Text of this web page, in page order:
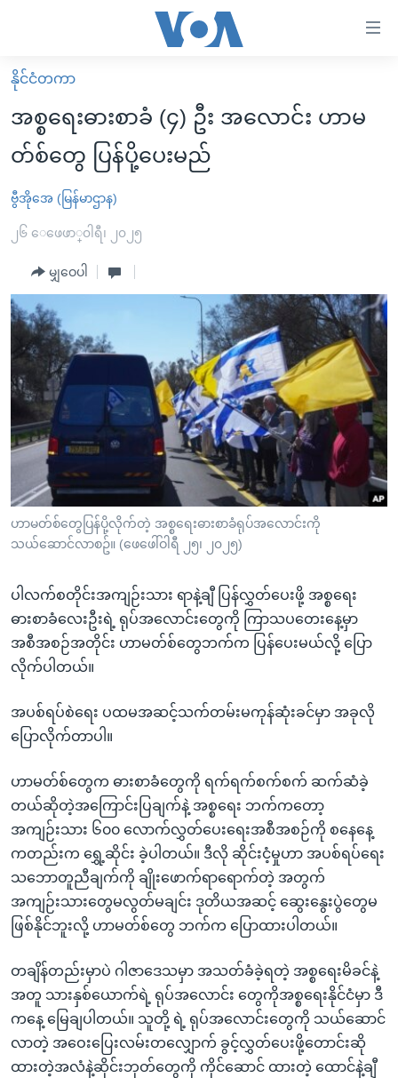
လွယ်ကူ
စေ
သည့်
များ
ပင်မ
ကျော်
ကြည့်
ရန်
ပင်မ
အ
ညွန်း
စာမျက်နှာ
ကျော်
ကြည့်
ရန်
ရန်
နေရာ
သို့
ကျော်
မူလစာမျက်နှာ
မြန်မာ
ကမ္ဘာ့သတင်းများ
နိုင်ငံတကာ
အစ္စရေး-ပါလက်စတိုင်း
ဗွီဒီယို
သတင်းလွတ်လပ်ခွင့်
အင်္ဂလိပ်စာလေ့လာမယ်
အမေရိကန်သုံးအီဒီယံ
မကြေးမုံရဲ့ အင်္ဂလိပ်စာ
ရုပ်ရှင်ထဲက အင်္ဂလိပ်စာ
သုတပဒေသာ အင်္ဂလိပ်စာ
အပတ်စဉ်ကဏ္ဍများ
ရေဒီယို
တီဗွီ
ရေဒီယိုနှင့်ရုပ်သံ အချက်အလက်များ
ရေဒီယို/တီဗွီအစီအစဉ်
Learning English
ဗွီအိုအေ လူမှုကွန်ယက်များ
နိုင်ငံတကာ
အစ္စရေးဓားစာခံ (၄) ဦး အလောင်း ဟာမ
တ်စ်တွေ ပြန်ပို့ပေးမည်
ဗွီအိုအေ (မြန်မာဌာန)
၂၆ ေဖေဖာ္၀ါရီ၊ ၂၀၂၅
မျှဝေပါ
ဟာမတ်စ်တွေပြန်ပို့လိုက်တဲ့ အစ္စရေးဓားစာခံရုပ်အလောင်းကို
သယ်ဆောင်လာစဥ်။ (ဖေဖေါ်ဝါရီ ၂၅၊ ၂၀၂၅)
ပါလက်စတိုင်းအကျဉ်းသား ရာနဲ့ချီ ပြန်လွှတ်ပေးဖို့ အစ္စရေး
ဓားစာခံလေးဦးရဲ့ ရုပ်အလောင်းတွေကို ကြာသပတေးနေ့မှာ
အစီအစဉ်အတိုင်း ဟာမတ်စ်တွေဘက်က ပြန်ပေးမယ်လို့ ပြော
လိုက်ပါတယ်။
အပစ်ရပ်စဲရေး ပထမအဆင့်သက်တမ်းမကုန်ဆုံးခင်မှာ အခုလို
ပြောလိုက်တာပါ။
ဟာမတ်စ်တွေက ဓားစာခံတွေကို ရက်ရက်စက်စက် ဆက်ဆံခဲ့
တယ်ဆိုတဲ့အကြောင်းပြချက်နဲ့ အစ္စရေး ဘက်ကတော့
အကျဉ်းသား ၆၀၀ လောက်လွှတ်ပေးရေးအစီအစဉ်ကို စနေနေ့
ကတည်းက ရွှေ့ဆိုင်း ခဲ့ပါတယ်။ ဒီလို ဆိုင်းငံ့မှုဟာ အပစ်ရပ်ရေး
သဘောတူညီချက်ကို ချိုးဖောက်ရာရောက်တဲ့ အတွက်
အကျဉ်းသားတွေမလွတ်မချင်း ဒုတိယအဆင့် ဆွေးနွေးပွဲတွေမ
ဖြစ်နိုင်ဘူးလို့ ဟာမတ်စ်တွေ ဘက်က ပြောထားပါတယ်။
တချိန်တည်းမှာပဲ ဂါဇာဒေသမှာ အသတ်ခံခဲ့ရတဲ့ အစ္စရေးမိခင်နဲ့
အတူ သားနှစ်ယောက်ရဲ့ ရုပ်အလောင်း တွေကိုအစ္စရေးနိုင်ငံမှာ ဒီ
ကနေ့ မြေချပါတယ်။ သူတို့ ရဲ့ ရုပ်အလောင်းတွေကို သယ်ဆောင်
လာတဲ့ အဝေးပြေးလမ်းတလျှောက် ‌ခွင့်လွှတ်ပေးဖို့တောင်းဆို
ထားတဲ့အလံနဲ့ဆိုင်းဘုတ်တွေကို ကိုင်ဆောင် ထားတဲ့ ထောင်နဲ့ချီ